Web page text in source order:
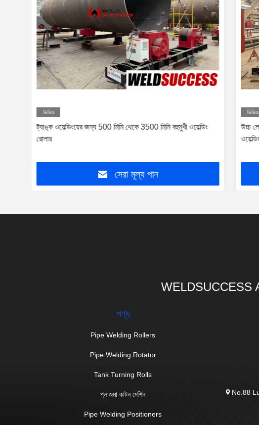
ভিডিও
ট্যাঙ্ক ওয়েল্ডিংয়ের জন্য 500 মিমি থেকে 3500 মিমি বহুমুখী ওয়েল্ডিং
রোলার
সেরা মূল্য পান
ভিডিও
উচ্চ
WELDSUCCESS
পণ্য
Pipe Welding Rollers
Pipe Welding Rotator
Tank Turning Rolls
প্লাজমা কাটন মেশিন
Pipe Welding Positioners
No.88